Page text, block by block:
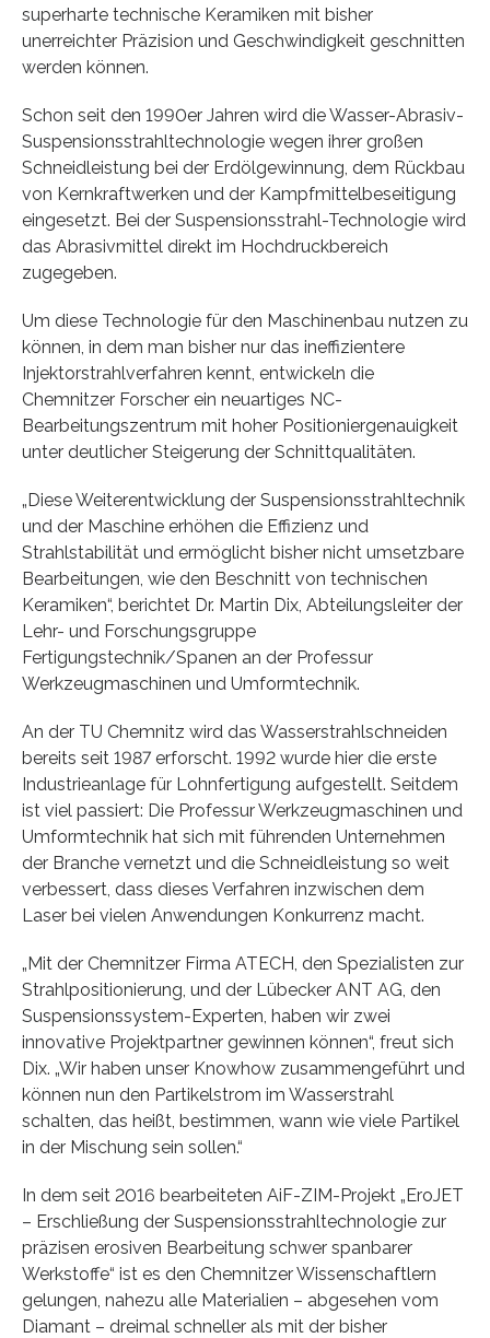
superharte technische Keramiken mit bisher
unerreichter Präzision und Geschwindigkeit geschnitten
werden können.
Schon seit den 1990er Jahren wird die Wasser-Abrasiv-
Suspensionsstrahltechnologie wegen ihrer großen
Schneidleistung bei der Erdölgewinnung, dem Rückbau
von Kernkraftwerken und der Kampfmittelbeseitigung
eingesetzt. Bei der Suspensionsstrahl-Technologie wird
das Abrasivmittel direkt im Hochdruckbereich
zugegeben.
Um diese Technologie für den Maschinenbau nutzen zu
können, in dem man bisher nur das ineffizientere
Injektorstrahlverfahren kennt, entwickeln die
Chemnitzer Forscher ein neuartiges NC-
Bearbeitungszentrum mit hoher Positioniergenauigkeit
unter deutlicher Steigerung der Schnittqualitäten.
„Diese Weiterentwicklung der Suspensionsstrahltechnik
und der Maschine erhöhen die Effizienz und
Strahlstabilität und ermöglicht bisher nicht umsetzbare
Bearbeitungen, wie den Beschnitt von technischen
Keramiken“, berichtet Dr. Martin Dix, Abteilungsleiter der
Lehr- und Forschungsgruppe
Fertigungstechnik/Spanen an der Professur
Werkzeugmaschinen und Umformtechnik.
An der TU Chemnitz wird das Wasserstrahlschneiden
bereits seit 1987 erforscht. 1992 wurde hier die erste
Industrieanlage für Lohnfertigung aufgestellt. Seitdem
ist viel passiert: Die Professur Werkzeugmaschinen und
Umformtechnik hat sich mit führenden Unternehmen
der Branche vernetzt und die Schneidleistung so weit
verbessert, dass dieses Verfahren inzwischen dem
Laser bei vielen Anwendungen Konkurrenz macht.
„Mit der Chemnitzer Firma ATECH, den Spezialisten zur
Strahlpositionierung, und der Lübecker ANT AG, den
Suspensionssystem-Experten, haben wir zwei
innovative Projektpartner gewinnen können“, freut sich
Dix. „Wir haben unser Knowhow zusammengeführt und
können nun den Partikelstrom im Wasserstrahl
schalten, das heißt, bestimmen, wann wie viele Partikel
in der Mischung sein sollen.“
In dem seit 2016 bearbeiteten AiF-ZIM-Projekt „EroJET
– Erschließung der Suspensionsstrahltechnologie zur
präzisen erosiven Bearbeitung schwer spanbarer
Werkstoffe“ ist es den Chemnitzer Wissenschaftlern
gelungen, nahezu alle Materialien – abgesehen vom
Diamant – dreimal schneller als mit der bisher